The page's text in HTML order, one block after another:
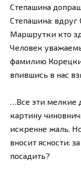
Степашина
Степашина:
Маршрутки кто
Человек
фамилию
впившись в нас
…Все эти мелкие
картину
искренне жаль.
вносит ясности:
посадить?